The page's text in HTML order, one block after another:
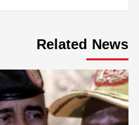
Related News